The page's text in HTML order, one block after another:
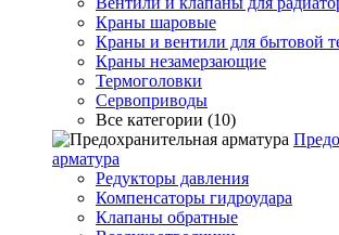
Краны шаровые
Краны и вентили для бытовой
Краны незамерзающие
Термоголовки
Сервоприводы
Все категории (10)
арматура
Редукторы давления
Компенсаторы гидроудара
Клапаны обратные